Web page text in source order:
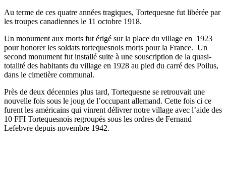
Au terme de ces quatre années tragiques, Tortequesne fut libérée par
les troupes canadiennes le 11 octobre 1918.
Un monument aux morts fut érigé sur la place du village en 1923
pour honorer les soldats tortequesnois morts pour la France. Un
second monument fut installé suite à une souscription de la quasi-
totalité des habitants du village en 1928 au pied du carré des Poilus,
dans le cimetière communal.
Près de deux décennies plus tard, Tortequesne se retrouvait une
nouvelle fois sous le joug de l’occupant allemand. Cette fois ci ce
furent les américains qui vinrent délivrer notre village avec l’aide des
10 FFI Tortequesnois regroupés sous les ordres de Fernand
Lefebvre depuis novembre 1942.